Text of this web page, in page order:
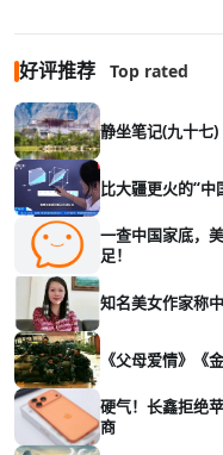
好评推荐 Top rated
静坐笔记(九十七)
比大疆更火的“中
一查中国家底，
足！
知名美女作家称
《父母爱情》《
硬气！长鑫拒绝
商